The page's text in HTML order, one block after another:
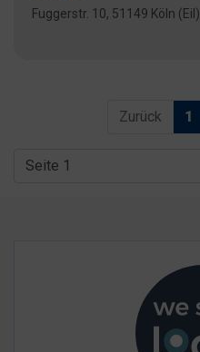
Fuggerstr. 10, 51149 Köln (Eil)
Zurück 1